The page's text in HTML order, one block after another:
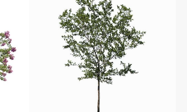
無料ダウンロード